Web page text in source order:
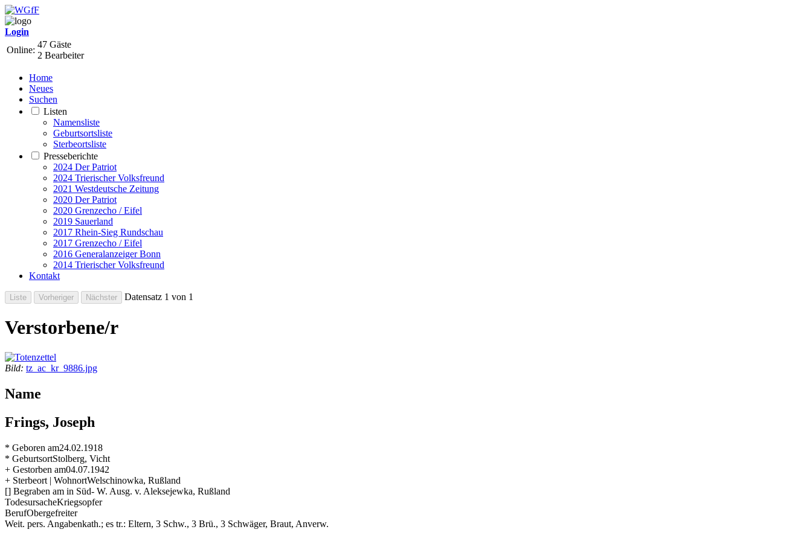
Login
Online:
47 Gäste
2 Bearbeiter
Home
Neues
Suchen
Listen
Namensliste
Geburtsortsliste
Sterbeortsliste
Presseberichte
2024 Der Patriot
2024 Trierischer Volksfreund
2021 Westdeutsche Zeitung
2020 Der Patriot
2020 Grenzecho / Eifel
2019 Sauerland
2017 Rhein-Sieg Rundschau
2017 Grenzecho / Eifel
2016 Generalanzeiger Bonn
2014 Trierischer Volksfreund
Kontakt
Datensatz 1 von 1
Verstorbene/r
Bild: tz_ac_kr_9886.jpg
Name
Frings, Joseph
* Geboren am24.02.1918
* GeburtsortStolberg, Vicht
+ Gestorben am04.07.1942
+ Sterbeort | WohnortWelschinowka, Rußland
[] Begraben am in Süd- W. Ausg. v. Aleksejewka, Rußland
TodesursacheKriegsopfer
BerufObergefreiter
Weit. pers. Angabenkath.; es tr.: Eltern, 3 Schw., 3 Brü., 3 Schwäger, Braut, Anverw.